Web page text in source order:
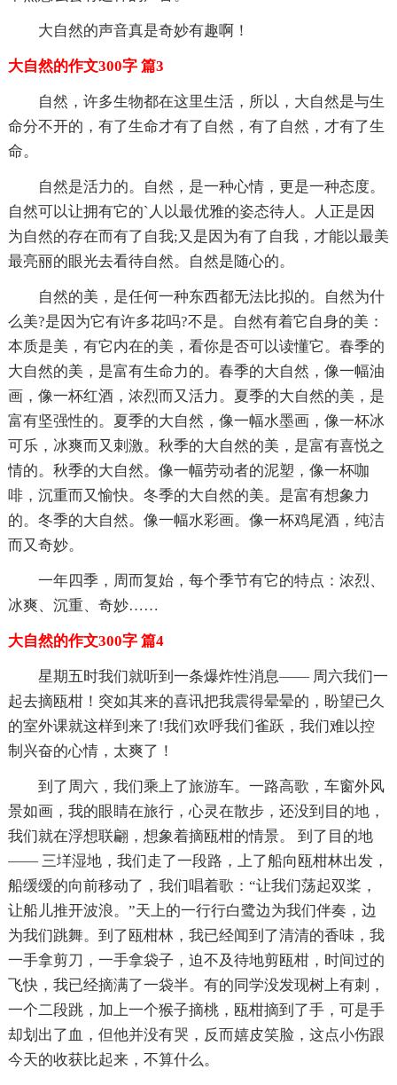
大自然的声音真是奇妙有趣啊！
大自然的作文300字 篇3
自然，许多生物都在这里生活，所以，大自然是与生
命分不开的，有了生命才有了自然，有了自然，才有了生
命。
自然是活力的。自然，是一种心情，更是一种态度。
自然可以让拥有它的`人以最优雅的姿态待人。人正是因
为自然的存在而有了自我;又是因为有了自我，才能以最美
最亮丽的眼光去看待自然。自然是随心的。
自然的美，是任何一种东西都无法比拟的。自然为什
么美?是因为它有许多花吗?不是。自然有着它自身的美：
本质是美，有它内在的美，看你是否可以读懂它。春季的
大自然的美，是富有生命力的。春季的大自然，像一幅油
画，像一杯红酒，浓烈而又活力。夏季的大自然的美，是
富有坚强性的。夏季的大自然，像一幅水墨画，像一杯冰
可乐，冰爽而又刺激。秋季的大自然的美，是富有喜悦之
情的。秋季的大自然。像一幅劳动者的泥塑，像一杯咖
啡，沉重而又愉快。冬季的大自然的美。是富有想象力
的。冬季的大自然。像一幅水彩画。像一杯鸡尾酒，纯洁
而又奇妙。
一年四季，周而复始，每个季节有它的特点：浓烈、
冰爽、沉重、奇妙……
大自然的作文300字 篇4
星期五时我们就听到一条爆炸性消息―― 周六我们一
起去摘瓯柑！突如其来的喜讯把我震得晕晕的，盼望已久
的室外课就这样到来了!我们欢呼我们雀跃，我们难以控
制兴奋的心情，太爽了！
到了周六，我们乘上了旅游车。一路高歌，车窗外风
景如画，我的眼睛在旅行，心灵在散步，还没到目的地，
我们就在浮想联翩，想象着摘瓯柑的情景。 到了目的地
―― 三垟湿地，我们走了一段路，上了船向瓯柑林出发，
船缓缓的向前移动了，我们唱着歌：“让我们荡起双桨，
让船儿推开波浪。”天上的一行行白鹭边为我们伴奏，边
为我们跳舞。到了瓯柑林，我已经闻到了清清的香味，我
一手拿剪刀，一手拿袋子，迫不及待地剪瓯柑，时间过的
飞快，我已经摘满了一袋半。有的同学没发现树上有刺，
一个二段跳，加上一个猴子摘桃，瓯柑摘到了手，可是手
却划出了血，但他并没有哭，反而嬉皮笑脸，这点小伤跟
今天的收获比起来，不算什么。